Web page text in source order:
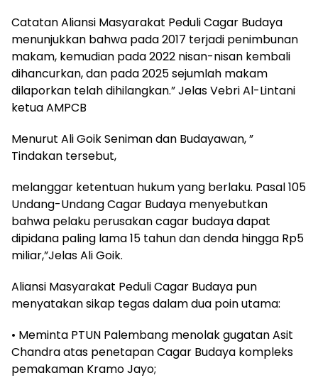
Catatan Aliansi Masyarakat Peduli Cagar Budaya
menunjukkan bahwa pada 2017 terjadi penimbunan
makam, kemudian pada 2022 nisan-nisan kembali
dihancurkan, dan pada 2025 sejumlah makam
dilaporkan telah dihilangkan.” Jelas Vebri Al-Lintani
ketua AMPCB
Menurut Ali Goik Seniman dan Budayawan, ”
Tindakan tersebut,
melanggar ketentuan hukum yang berlaku. Pasal 105
Undang-Undang Cagar Budaya menyebutkan
bahwa pelaku perusakan cagar budaya dapat
dipidana paling lama 15 tahun dan denda hingga Rp5
miliar,”Jelas Ali Goik.
Aliansi Masyarakat Peduli Cagar Budaya pun
menyatakan sikap tegas dalam dua poin utama:
• Meminta PTUN Palembang menolak gugatan Asit
Chandra atas penetapan Cagar Budaya kompleks
pemakaman Kramo Jayo;